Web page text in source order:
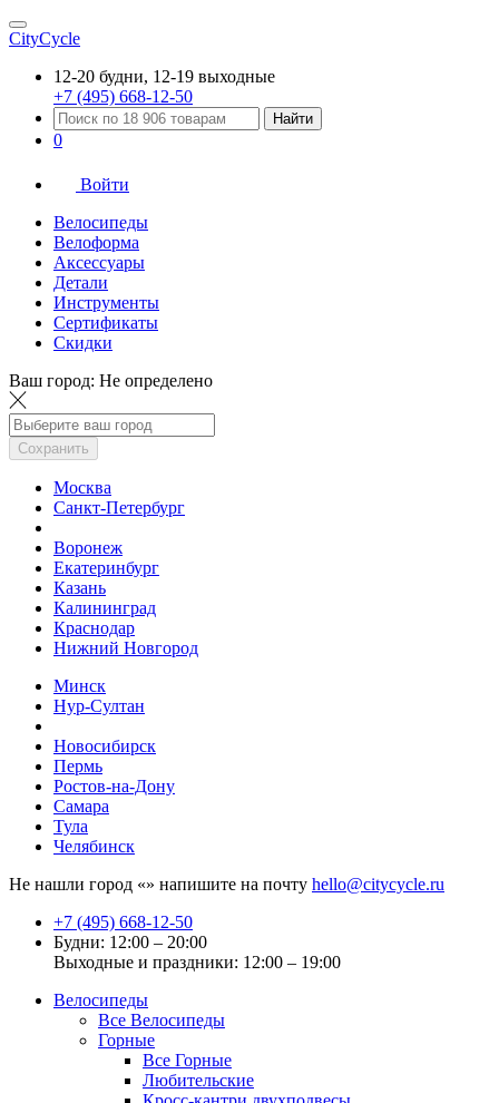
CityCycle
12-20 будни, 12-19 выходные
+7 (495) 668-12-50
Найти
0
Войти
Велосипеды
Велоформа
Аксессуары
Детали
Инструменты
Сертификаты
Скидки
Ваш город: Не определено
Сохранить
Москва
Санкт-Петербург
Воронеж
Екатеринбург
Казань
Калининград
Краснодар
Нижний Новгород
Минск
Нур-Султан
Новосибирск
Пермь
Ростов-на-Дону
Самара
Тула
Челябинск
Не нашли город «» напишите на почту hello@citycycle.ru
+7 (495) 668-12-50
Будни: 12:00 – 20:00
Выходные и праздники: 12:00 – 19:00
Велосипеды
Все Велосипеды
Горные
Все Горные
Любительские